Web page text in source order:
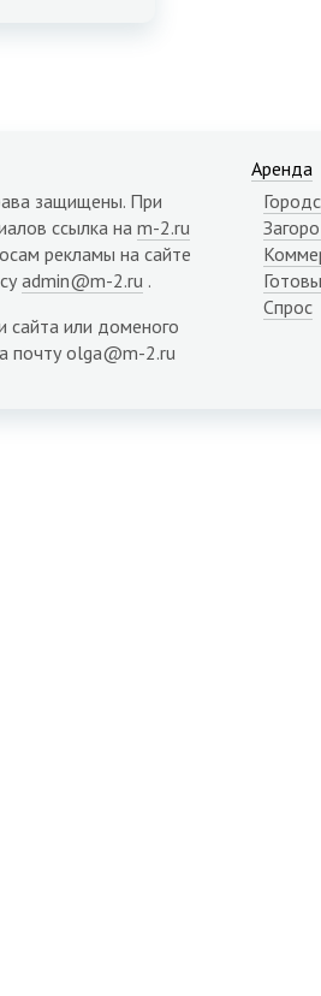
защищены. При
ссылка на m-2.ru
рекламы на сайте
admin@m-2.ru .
или доменого
почту olga@m-2.ru
Аренда
Спрос